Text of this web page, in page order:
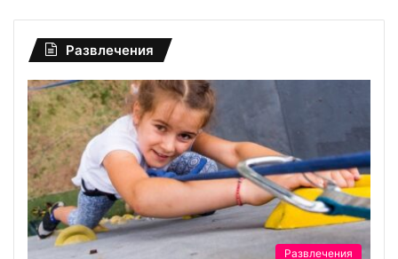
Развлечения
Развлечения